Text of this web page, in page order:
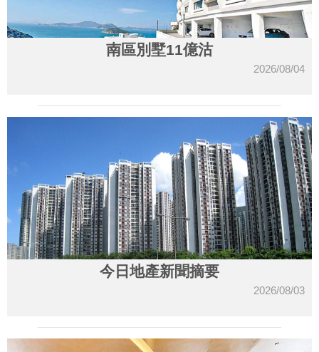
南區別墅11億沽
2026/08/04
今日地產新聞摘要
2026/08/03